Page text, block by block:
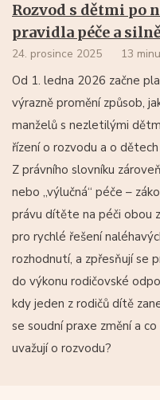
Rozvod s dětmi po
pravidla péče a
24. prosince 2025 13
Od 1. ledna 2026 začne
výrazně promění způsob,
manželů s nezletilými
řízení o rozvodu a o
Z právního slovníku
nebo „výlučná“ péče –
právu dítěte na péči obou
pro rychlé řešení
rozhodnutí, a zpřesňují se
do výkonu rodičovské
kdy jeden z rodičů dítě
se soudní praxe změní a
uvažují o rozvodu?